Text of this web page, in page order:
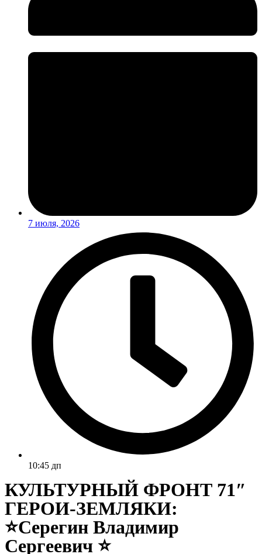
7 июля, 2026
10:45 дп
КУЛЬТУРНЫЙ ФРОНТ 71″
ГЕРОИ-ЗЕМЛЯКИ:
⭐Серегин Владимир
Сергеевич ⭐